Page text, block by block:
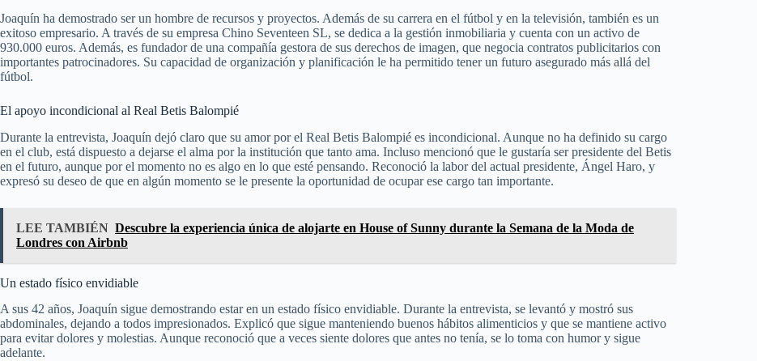
Joaquín ha demostrado ser un hombre de recursos y proyectos. Además de su carrera en el fútbol y en la televisión, también es un
exitoso empresario. A través de su empresa Chino Seventeen SL, se dedica a la gestión inmobiliaria y cuenta con un activo de
930.000 euros. Además, es fundador de una compañía gestora de sus derechos de imagen, que negocia contratos publicitarios con
importantes patrocinadores. Su capacidad de organización y planificación le ha permitido tener un futuro asegurado más allá del
fútbol.
El apoyo incondicional al Real Betis Balompié
Durante la entrevista, Joaquín dejó claro que su amor por el Real Betis Balompié es incondicional. Aunque no ha definido su cargo
en el club, está dispuesto a dejarse el alma por la institución que tanto ama. Incluso mencionó que le gustaría ser presidente del Betis
en el futuro, aunque por el momento no es algo en lo que esté pensando. Reconoció la labor del actual presidente, Ángel Haro, y
expresó su deseo de que en algún momento se le presente la oportunidad de ocupar ese cargo tan importante.
LEE TAMBIÉN Descubre la experiencia única de alojarte en House of Sunny durante la Semana de la Moda de
Londres con Airbnb
Un estado físico envidiable
A sus 42 años, Joaquín sigue demostrando estar en un estado físico envidiable. Durante la entrevista, se levantó y mostró sus
abdominales, dejando a todos impresionados. Explicó que sigue manteniendo buenos hábitos alimenticios y que se mantiene activo
para evitar dolores y molestias. Aunque reconoció que a veces siente dolores que antes no tenía, se lo toma con humor y sigue
adelante.